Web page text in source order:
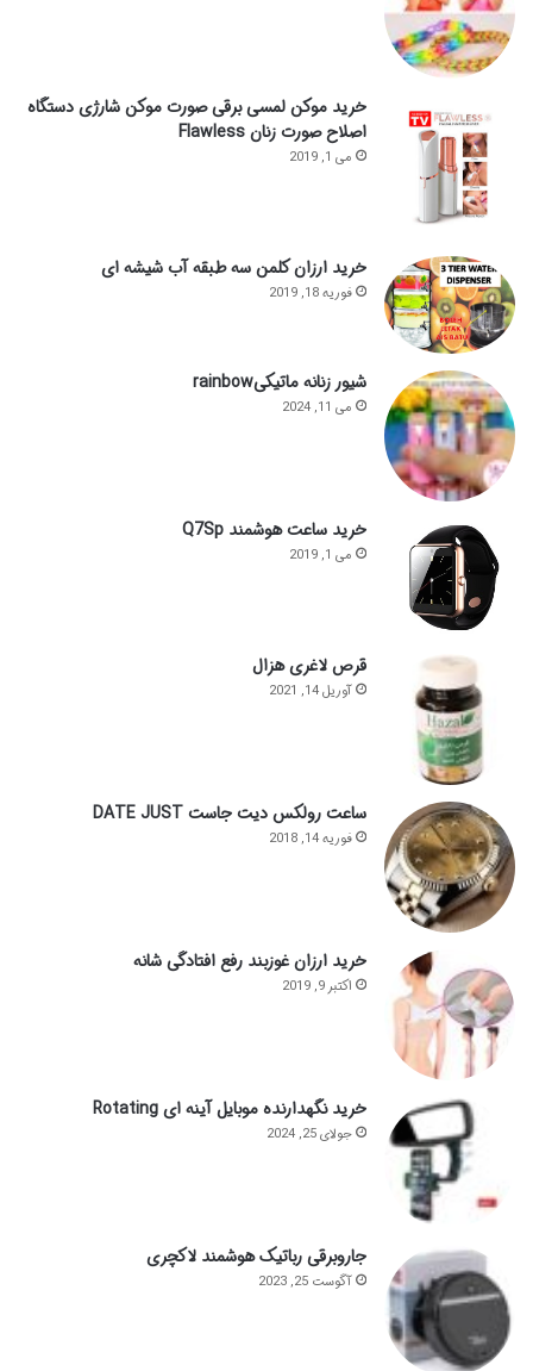
خرید موکن لمسی برقی صورت موکن شارژی دستگاه
اصلاح صورت زنان Flawless
می 1, 2019
خرید ارزان کلمن سه طبقه آب شیشه ای
فوریه 18, 2019
شیور زنانه ماتیکیrainbow
می 11, 2024
خرید ساعت هوشمند Q7Sp
می 1, 2019
قرص لاغری هزال
آوریل 14, 2021
ساعت رولکس دیت جاست DATE JUST
فوریه 14, 2018
خرید ارزان غوزبند رفع افتادگی شانه
اکتبر 9, 2019
خرید نگهدارنده موبایل آینه ای Rotating
جولای 25, 2024
جاروبرقی رباتیک هوشمند لاکچری
آگوست 25, 2023